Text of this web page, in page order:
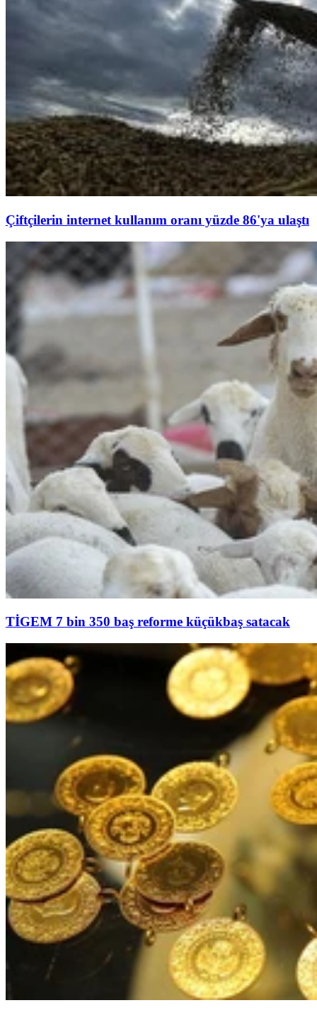
Çiftçilerin internet kullanım oranı yüzde 86'ya ulaştı
TİGEM 7 bin 350 baş reforme küçükbaş satacak